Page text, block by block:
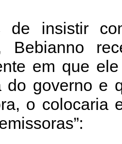
de insistir
Bebianno
em que
do governo e
o colocaria